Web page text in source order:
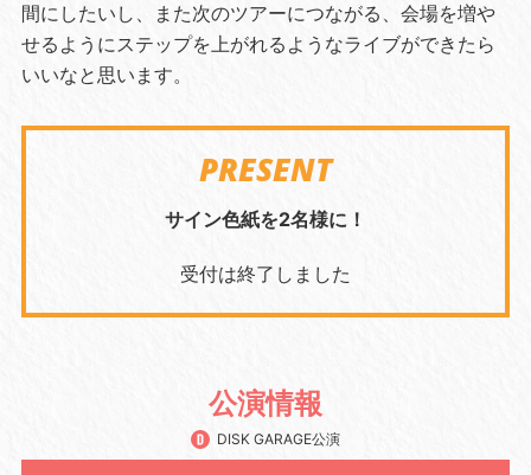
間にしたいし、また次のツアーにつながる、会場を増や
せるようにステップを上がれるようなライブができたら
いいなと思います。
PRESENT
サイン色紙を2名様に！
受付は終了しました
公演情報
DISK GARAGE公演